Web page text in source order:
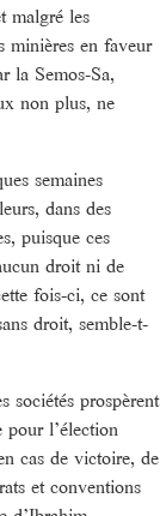
malgré les
minières en faveur
la Semos-Sa,
non plus, ne
semaines
dans des
puisque ces
droit ni de
fois-ci, ce sont
droit, semble-t-
sociétés prospèrent
l’élection
cas de victoire, de
et conventions